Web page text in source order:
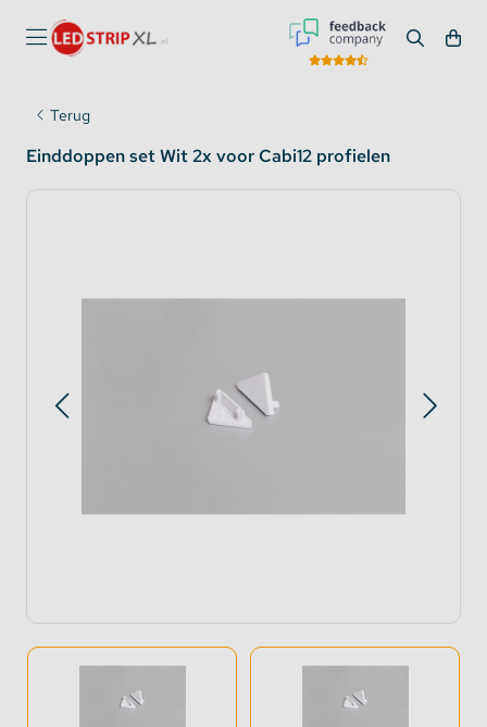
Terug
Einddoppen set Wit 2x voor Cabi12 profielen